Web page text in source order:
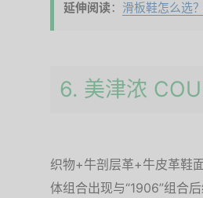
延伸阅读： 滑板鞋怎么选
6. 美津浓
织物+牛剖层革+牛皮革鞋
体组合出现与“1906”组合